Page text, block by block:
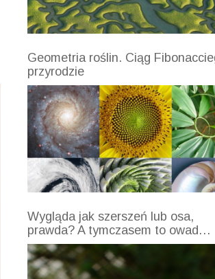
Geometria roślin. Ciąg
przyrodzie
Wygląda jak szerszeń lub osa,
prawda? A tymczasem to owad…